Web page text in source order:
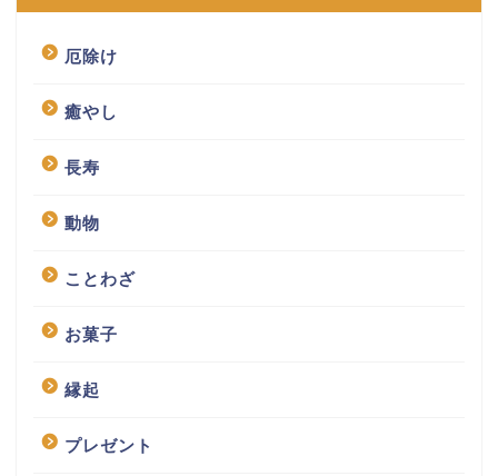
厄除け
癒やし
長寿
動物
ことわざ
お菓子
縁起
プレゼント